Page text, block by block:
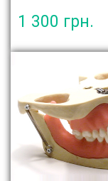
1 300 грн.